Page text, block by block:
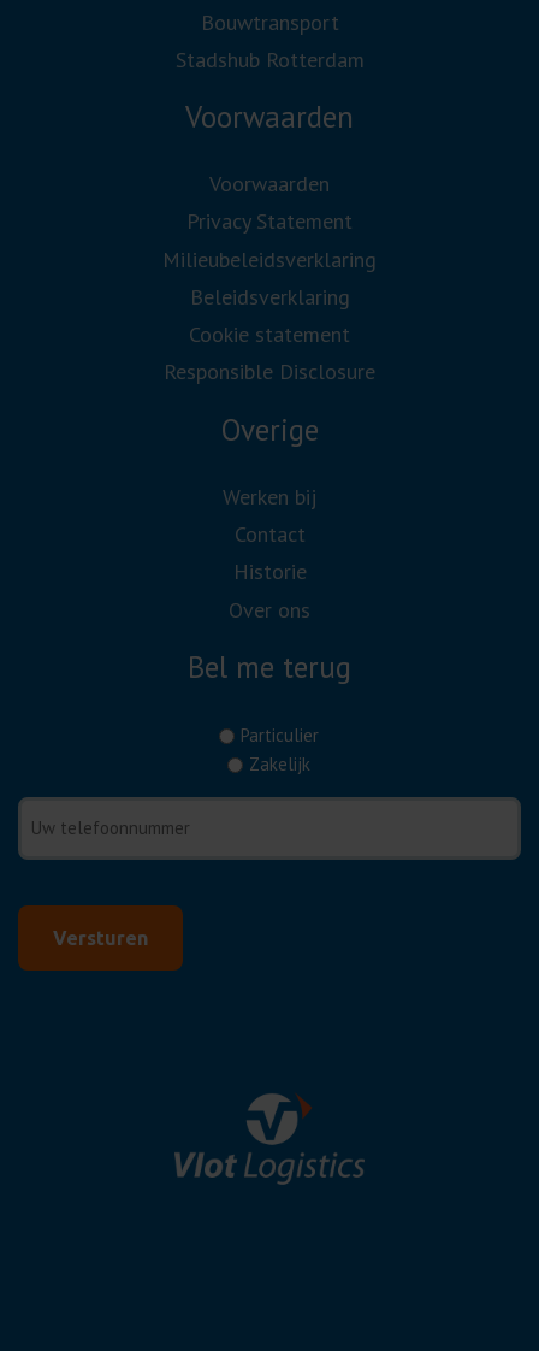
Bouwtransport
Stadshub Rotterdam
Voorwaarden
Voorwaarden
Privacy Statement
Milieubeleidsverklaring
Beleidsverklaring
Cookie statement
Responsible Disclosure
Overige
Werken bij
Contact
Historie
Over ons
Bel me terug
(Vereist)
Particulier
Zakelijk